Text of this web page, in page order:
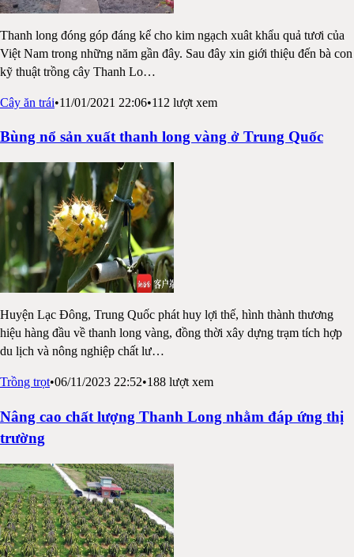
Thanh long đóng góp đáng kể cho kim ngạch xuât khẩu quả tươi của
Việt Nam trong những năm gần đây. Sau đây xin giới thiệu đến bà con
kỹ thuật trồng cây Thanh Lo…
Cây ăn trái•11/01/2021 22:06•112 lượt xem
Bùng nổ sản xuất thanh long vàng ở Trung Quốc
Huyện Lạc Đông, Trung Quốc phát huy lợi thế, hình thành thương
hiệu hàng đầu về thanh long vàng, đồng thời xây dựng trạm tích hợp
du lịch và nông nghiệp chất lư…
Trồng trọt•06/11/2023 22:52•188 lượt xem
Nâng cao chất lượng Thanh Long nhằm đáp ứng thị
trường